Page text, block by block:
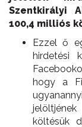
Szentkirályi
100,4 milliós
Ezzel ő
hirdetési
hogy a
költésük